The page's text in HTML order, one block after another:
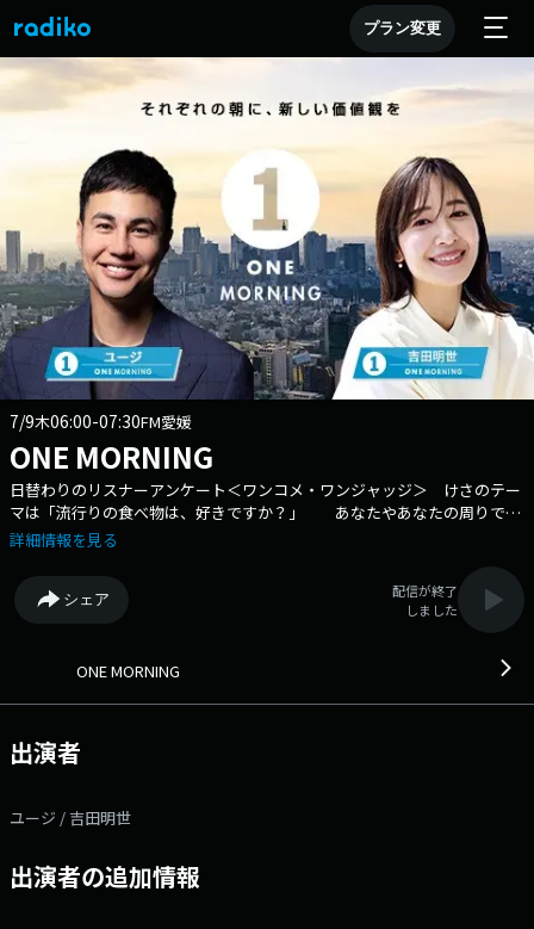
プラン変更
7/9木06:00-07:30FM愛媛
ONE MORNING
日替わりのリスナーアンケート＜ワンコメ・ワンジャッジ＞ けさのテー
マは「流行りの食べ物は、好きですか？」 あなたやあなたの周りで流
行っている食べ物をワンコメで教えてください。 なかなか手に入らず行
流行の食べ物に関するエピソードも一緒に送ってください。 流行りの食
べ物には、食指が動かないという方は、 自分だけのマイブームまたは、
流行りの食べ物に乗らない理由を教えてください。 タレントの"ユ
MORNING」。 今日も一緒に素敵な1日をスタートさせましょう！ 日
あなたの声=ワンコメを募集中です！ みなさんからの「BEST HITS
REQUEST」もHPから募集中！！ 採用された方には番組オリジナルステ
す。 また、内容も一部変更となる場合があります＊ ▽06:50〜 【 快
適生活ラジオショッピング 】 快適生活ラジオショッピング
で開催される競技会などを通して、かつての名選手から将来有望なオリン
詳細情報を見る
シェア
配信が終了
しました
ONE MORNING
出演者
ユージ / 吉田明世
出演者の追加情報